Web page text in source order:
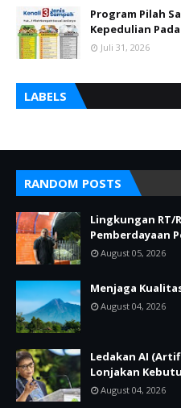
Program Pilah
Kepedulian
Juli 31, 2026
LABELS
RANDOM POSTS
Lingkungan RT/
Pemberdayaan
August 05, 2026
Menjaga
August 04, 2026
Ledakan AI
Lonjakan
August 04, 2026